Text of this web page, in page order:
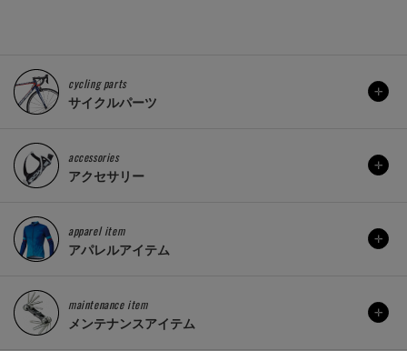
cycling parts
サイクルパーツ
accessories
アクセサリー
apparel item
アパレルアイテム
maintenance item
メンテナンスアイテム